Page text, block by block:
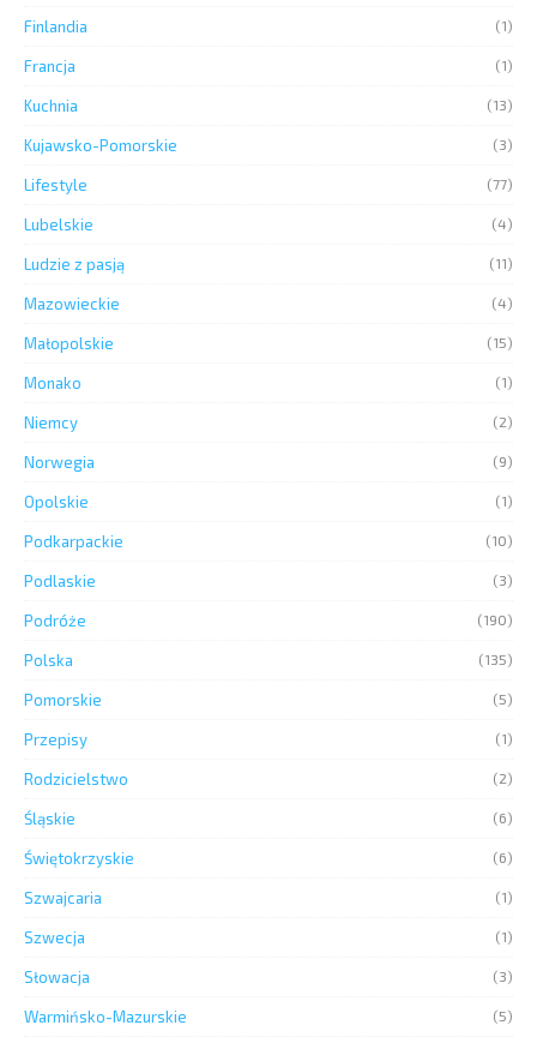
Finlandia (1)
Francja (1)
Kuchnia (13)
Kujawsko-Pomorskie (3)
Lifestyle (77)
Lubelskie (4)
Ludzie z pasją (11)
Mazowieckie (4)
Małopolskie (15)
Monako (1)
Niemcy (2)
Norwegia (9)
Opolskie (1)
Podkarpackie (10)
Podlaskie (3)
Podróże (190)
Polska (135)
Pomorskie (5)
Przepisy (1)
Rodzicielstwo (2)
Śląskie (6)
Świętokrzyskie (6)
Szwajcaria (1)
Szwecja (1)
Słowacja (3)
Warmińsko-Mazurskie (5)